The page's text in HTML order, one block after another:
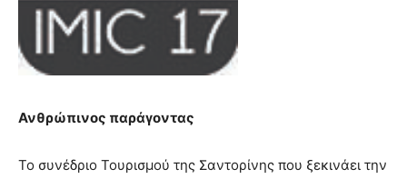
Ανθρώπινος παράγοντας
Το συνέδριο Τουρισμού της Σαντορίνης που ξεκινάει την